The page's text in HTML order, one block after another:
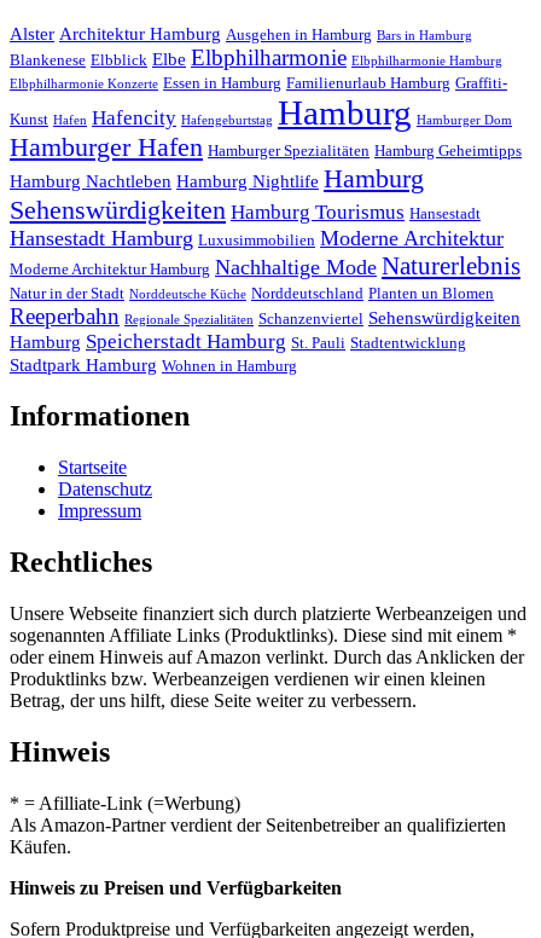
Alster Architektur Hamburg Ausgehen in Hamburg Bars in Hamburg
Blankenese Elbblick Elbe Elbphilharmonie Elbphilharmonie Hamburg
Elbphilharmonie Konzerte Essen in Hamburg Familienurlaub Hamburg Graffiti-
Kunst Hafen Hafencity Hafengeburtstag Hamburg Hamburger Dom
Hamburger Hafen Hamburger Spezialitäten Hamburg Geheimtipps
Hamburg Nachtleben Hamburg Nightlife Hamburg
Sehenswürdigkeiten Hamburg Tourismus Hansestadt
Hansestadt Hamburg Luxusimmobilien Moderne Architektur
Moderne Architektur Hamburg Nachhaltige Mode Naturerlebnis
Natur in der Stadt Norddeutsche Küche Norddeutschland Planten un Blomen
Reeperbahn Regionale Spezialitäten Schanzenviertel Sehenswürdigkeiten
Hamburg Speicherstadt Hamburg St. Pauli Stadtentwicklung
Stadtpark Hamburg Wohnen in Hamburg
Informationen
Startseite
Datenschutz
Impressum
Rechtliches
Unsere Webseite finanziert sich durch platzierte Werbeanzeigen und
sogenannten Affiliate Links (Produktlinks). Diese sind mit einem *
oder einem Hinweis auf Amazon verlinkt. Durch das Anklicken der
Produktlinks bzw. Werbeanzeigen verdienen wir einen kleinen
Betrag, der uns hilft, diese Seite weiter zu verbessern.
Hinweis
* = Afilliate-Link (=Werbung)
Als Amazon-Partner verdient der Seitenbetreiber an qualifizierten
Käufen.
Hinweis zu Preisen und Verfügbarkeiten
Sofern Produktpreise und Verfügbarkeiten angezeigt werden,